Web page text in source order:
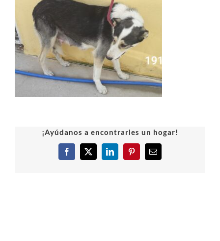
¡Ayúdanos a encontrarles un hogar!
Facebook
X LinkedInPinterestCorreo